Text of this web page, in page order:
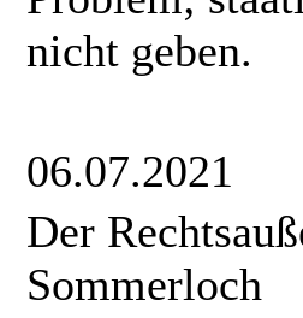
nicht geben.
06.07.2021
Der
Sommerloch